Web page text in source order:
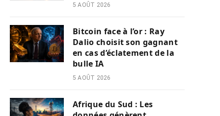
5 AOÛT 2026
Bitcoin face à l’or : Ray
Dalio choisit son gagnant
en cas d’éclatement de la
bulle IA
5 AOÛT 2026
Afrique du Sud : Les